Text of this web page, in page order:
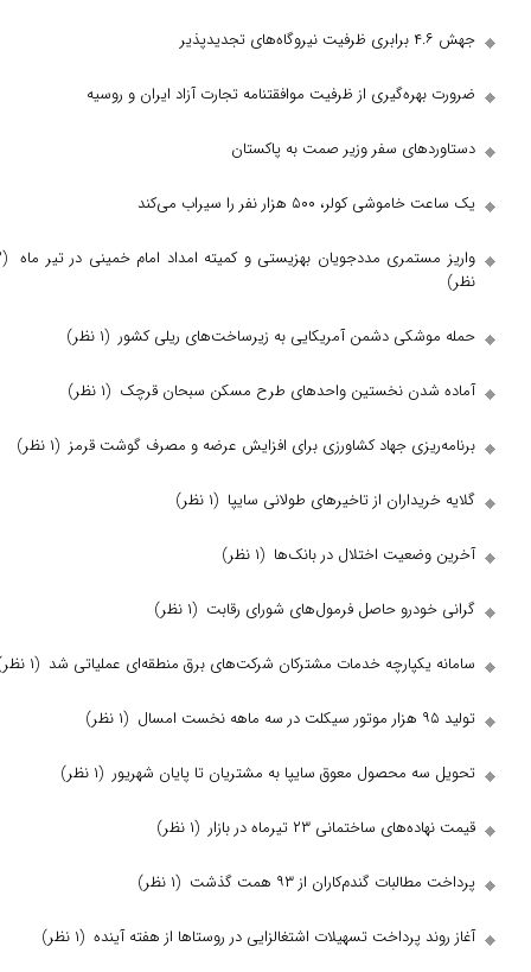
از ظرفیت موافقتنامه تجارت آزاد ایران و روسیه
سفر وزیر صمت به پاکستان
۵۰۰ هزار نفر را سیراب می‌کند
مددجویان بهزیستی و کمیته امداد امام خمینی در تیر ماه (۲
دشمن آمریکایی به زیرساخت‌های ریلی کشور(۱ نظر)
نخستین واحد‌های طرح مسکن سبحان قرچک(۱ نظر)
جهاد کشاورزی برای افزایش عرضه و مصرف گوشت قرمز(۱ نظر)
از تاخیر‌های طولانی سایپا(۱ نظر)
اختلال در بانک‌ها (۱ نظر)
حاصل فرمول‌های شورای رقابت(۱ نظر)
خدمات مشترکان شرکت‌های برق منطقه‌ای عملیاتی شد(۱ نظر)
(۱ نظر)
محصول معوق سایپا به مشتریان تا پایان شهریور(۱ نظر)
ساختمانی ۲۳ تیرماه در بازار (۱ نظر)
گندم‌کاران از ۹۳ همت گذشت (۱ نظر)
پرداخت تسهیلات اشتغالزایی در روستا‌ها از هفته آینده(۱ نظر)